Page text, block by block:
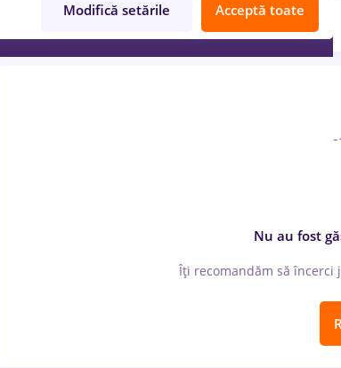
Relevanță
Nu au fost
Îți recomandăm să
Modifică setările Acceptă toate